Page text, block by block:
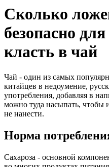
Сколько
безопасно
класть в чай
Чай - один из самых
китайцев в недоумение,
употребления, добавляя в
можно туда насыпать, чтобы
не нанести.
Норма
Сахароза - основной